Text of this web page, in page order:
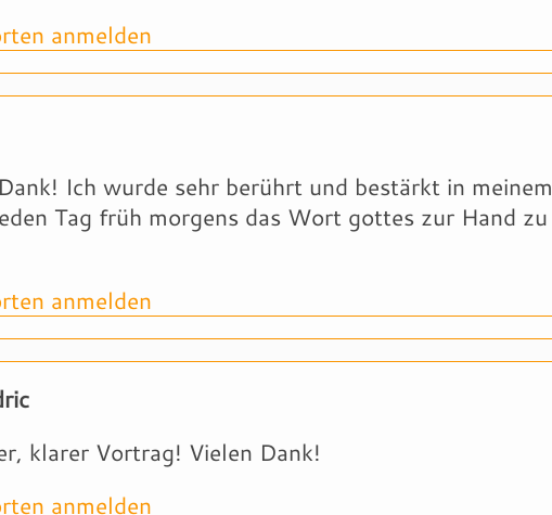
anmelden
Ich wurde sehr berührt und bestärkt in meinem
Tag früh morgens das Wort gottes zur Hand zu
anmelden
klarer Vortrag! Vielen Dank!
anmelden